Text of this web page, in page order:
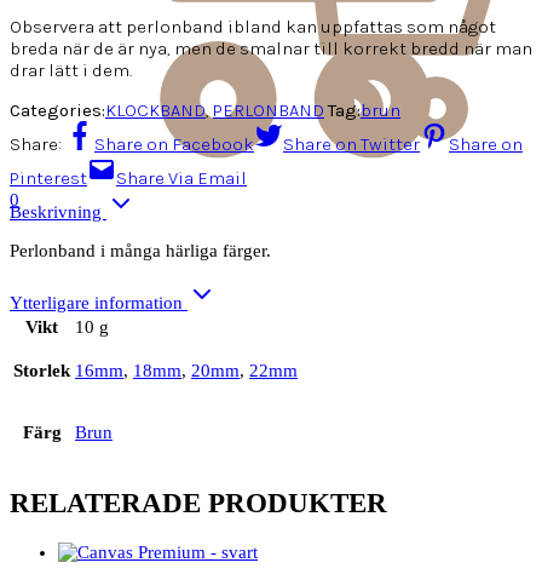
0
Observera att perlonband ibland kan uppfattas som något
breda när de är nya, men de smalnar till korrekt bredd när man
drar lätt i dem.
Categories:KLOCKBAND, PERLONBAND Tag:brun
Share:
Share on Facebook Share on Twitter
Share on
Pinterest
Share Via Email
Beskrivning
Perlonband i många härliga färger.
Ytterligare information
Vikt
10 g
Storlek 16mm, 18mm, 20mm, 22mm
Färg Brun
RELATERADE PRODUKTER